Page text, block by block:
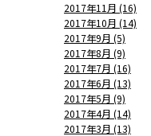
2017年11月 (16)
2017年10月 (14)
2017年9月 (5)
2017年8月 (9)
2017年7月 (16)
2017年6月 (13)
2017年5月 (9)
2017年4月 (14)
2017年3月 (13)